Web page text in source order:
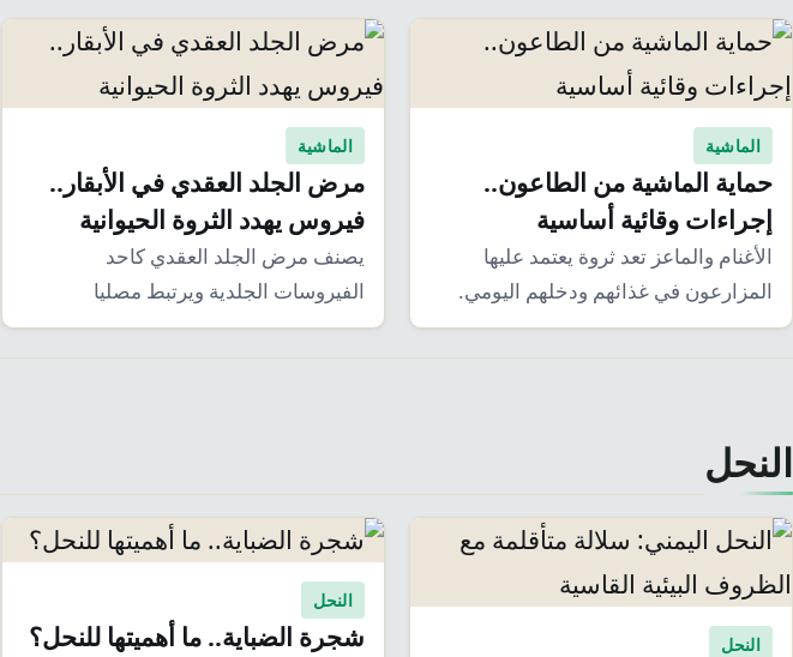
الماشية
حماية الماشية من الطاعون..
إجراءات وقائية أساسية
الأغنام والماعز تعد ثروة يعتمد عليها
المزارعون في غذائهم ودخلهم اليومي.
غير أن هذه…
الماشية
مرض الجلد العقدي في الأبقار..
فيروس يهدد الثروة الحيوانية
يصنف مرض الجلد العقدي كاحد
الفيروسات الجلدية ويرتبط مصليا
بفيروس جدري الاغنام والماعز وفي…
النحل
النحل
النحل
شجرة الضباية.. ما أهميتها للنحل؟